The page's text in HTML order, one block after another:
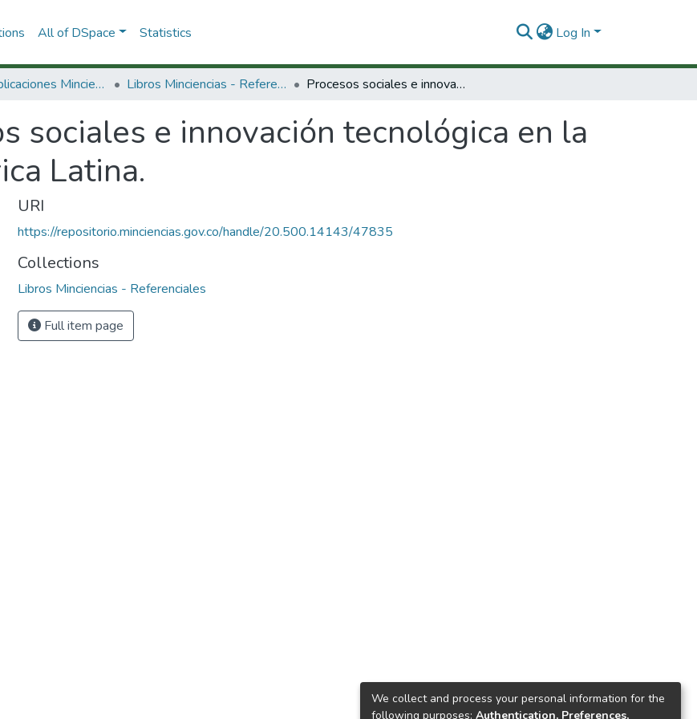
All of DSpace Statistics Log In
3.2.2. Publicaciones Minciencias Libros Minciencias - Referenciales Procesos sociales e innovación tecnológica en la agricultura de América Latina.
sociales e innovación tecnológica en la
Latina.
URI
https://repositorio.minciencias.gov.co/handle/20.500.14143/47835
Collections
Libros Minciencias - Referenciales
Full item page
We collect and process your personal information for the
following purposes: Authentication, Preferences,